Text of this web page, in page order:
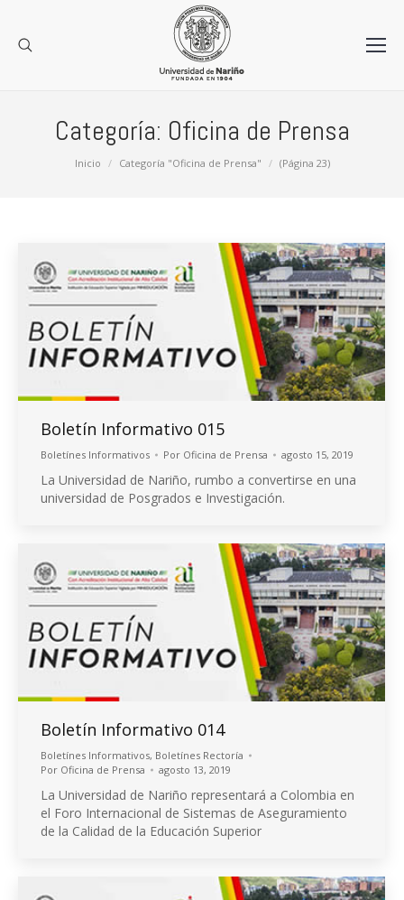
Categoría: Oficina de Prensa
Estás aquí:Inicio Categoría "Oficina de Prensa" (Página 23)
Boletín Informativo 015
Boletínes Informativos Por Oficina de Prensa agosto 15, 2019
La Universidad de Nariño, rumbo a convertirse en una
universidad de Posgrados e Investigación.
Boletín Informativo 014
Boletínes Informativos, Boletínes Rectoría
Por Oficina de Prensa agosto 13, 2019
La Universidad de Nariño representará a Colombia en
el Foro Internacional de Sistemas de Aseguramiento
de la Calidad de la Educación Superior